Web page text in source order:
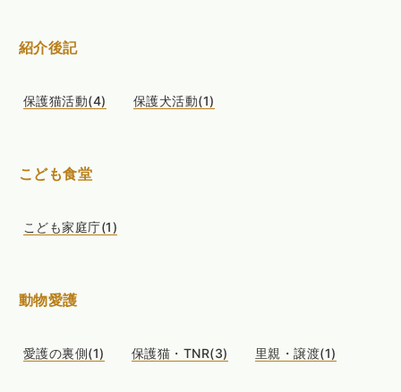
紹介後記
保護猫活動(4) 保護犬活動(1)
こども食堂
こども家庭庁(1)
動物愛護
愛護の裏側(1) 保護猫・TNR(3) 里親・譲渡(1)